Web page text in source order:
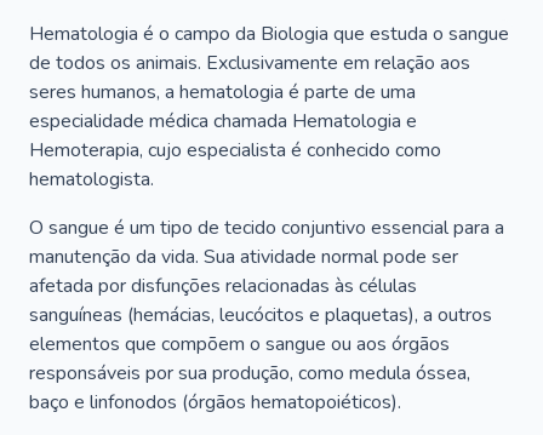
Hematologia é o campo da Biologia que estuda o sangue
de todos os animais. Exclusivamente em relação aos
seres humanos, a hematologia é parte de uma
especialidade médica chamada Hematologia e
Hemoterapia, cujo especialista é conhecido como
hematologista.
O sangue é um tipo de tecido conjuntivo essencial para a
manutenção da vida. Sua atividade normal pode ser
afetada por disfunções relacionadas às células
sanguíneas (hemácias, leucócitos e plaquetas), a outros
elementos que compõem o sangue ou aos órgãos
responsáveis por sua produção, como medula óssea,
baço e linfonodos (órgãos hematopoiéticos).